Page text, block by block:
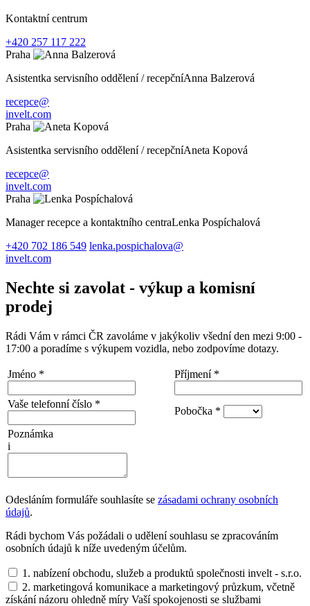
Kontaktní centrum
+420 257 117 222
Praha
Asistentka servisního oddělení / recepčníAnna Balzerová
recepce@
invelt.com
Praha
Asistentka servisního oddělení / recepčníAneta Kopová
recepce@
invelt.com
Praha
Manager recepce a kontaktního centraLenka Pospíchalová
+420 702 186 549 lenka.pospichalova@
invelt.com
Nechte si zavolat - výkup a komisní
prodej
Rádi Vám v rámci ČR zavoláme v jakýkoliv všední den mezi 9:00 -
17:00 a poradíme s výkupem vozidla, nebo zodpovíme dotazy.
Jméno * Příjmení *
Vaše telefonní číslo *
Pobočka *
Poznámka
i
Odesláním formuláře souhlasíte se zásadami ochrany osobních
údajů.
Rádi bychom Vás požádali o udělení souhlasu se zpracováním
osobních údajů k níže uvedeným účelům.
1. nabízení obchodu, služeb a produktů společnosti invelt - s.r.o.
2. marketingová komunikace a marketingový průzkum, včetně
získání názoru ohledně míry Vaší spokojenosti se službami